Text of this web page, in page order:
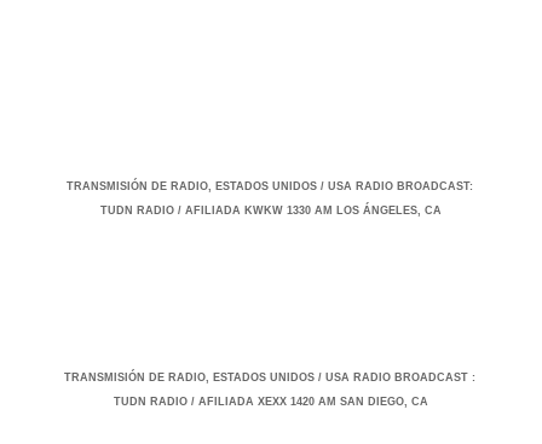
TRANSMISIÓN DE RADIO, ESTADOS UNIDOS / USA RADIO BROADCAST:
TUDN RADIO / AFILIADA KWKW 1330 AM LOS ÁNGELES, CA
TRANSMISIÓN DE RADIO, ESTADOS UNIDOS / USA RADIO BROADCAST :
TUDN RADIO / AFILIADA XEXX 1420 AM SAN DIEGO, CA